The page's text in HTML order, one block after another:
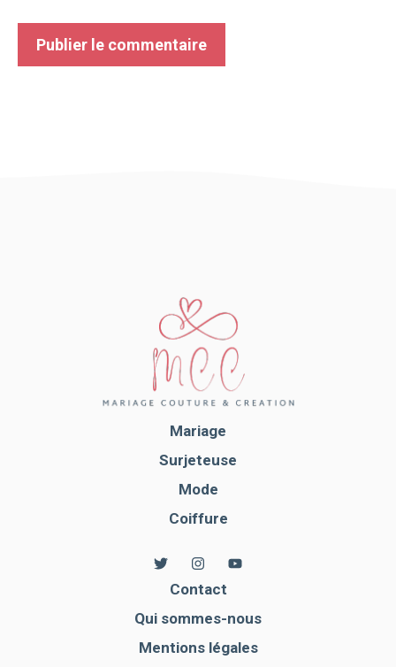
Mariage
Surjeteuse
Mode
Coiffure
Contact
Qui sommes-nous
Mentions légales